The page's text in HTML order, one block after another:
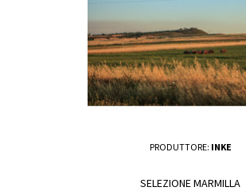
PRODUTTORE: INKE
SELEZIONE MARMILLA